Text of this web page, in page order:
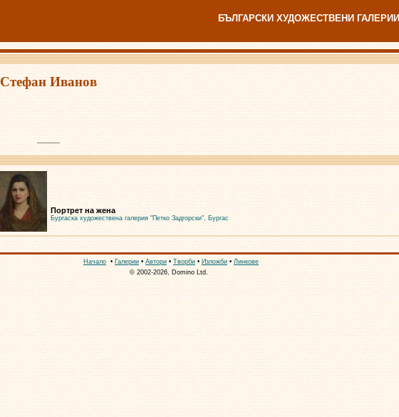
БЪЛГАРСКИ ХУДОЖЕСТВЕНИ ГАЛЕРИИ
Стефан Иванов
Портрет на жена
Бургаска художествена галерия "Петко Задгорски", Бургас
Начало • Галерии • Автори • Творби • Изложби • Линкове
© 2002-2026, Domino Ltd.